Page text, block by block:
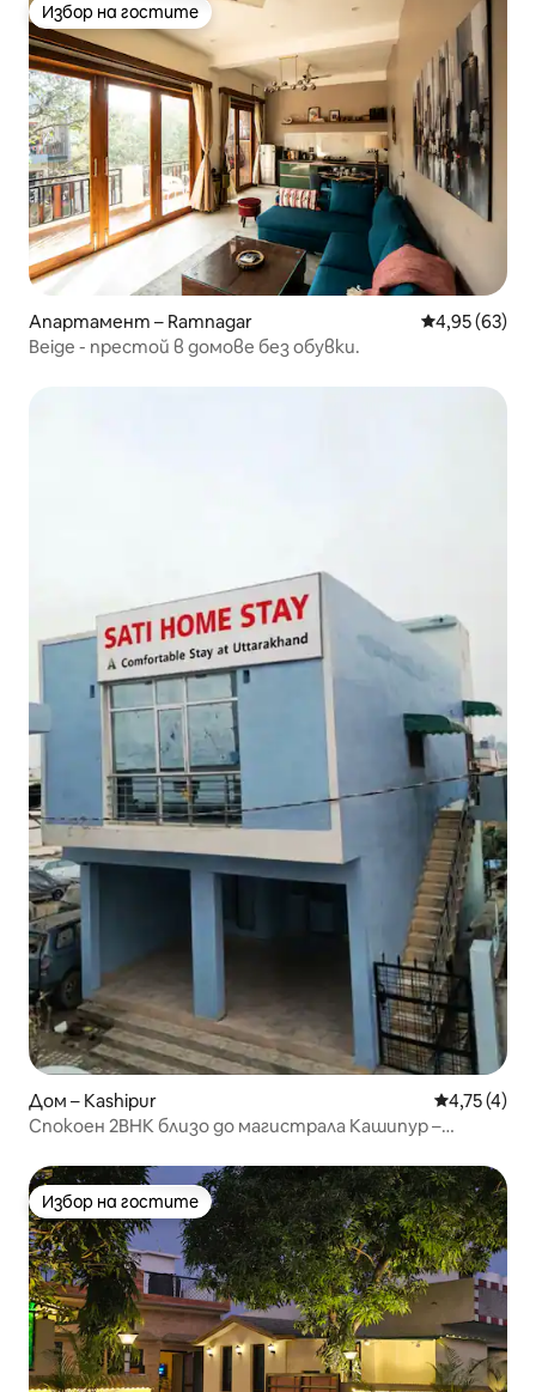
Избор на гостите
Избор на гостите
Апартамент – Ramnagar Средна
4,95 (63)
Beige - престой в домове без обувки.
Дом – Kashipur Средна
4,75 (4)
Спокоен 2BHK близо до магистрала Кашипур –
Избор на гостите
Избор на гостите